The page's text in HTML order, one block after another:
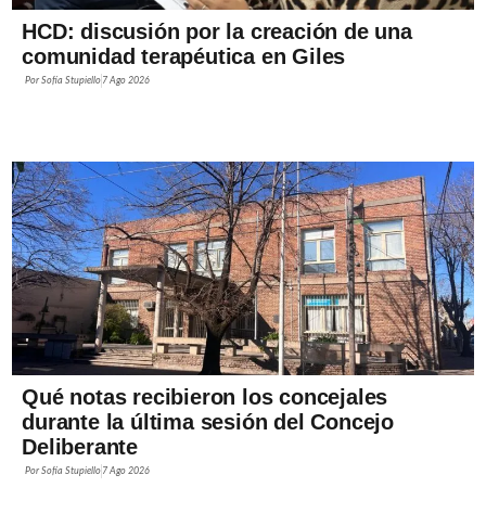
HCD: discusión por la creación de una
comunidad terapéutica en Giles
PorSofía Stupiello 7 Ago 2026
Qué notas recibieron los concejales
durante la última sesión del Concejo
Deliberante
PorSofía Stupiello 7 Ago 2026